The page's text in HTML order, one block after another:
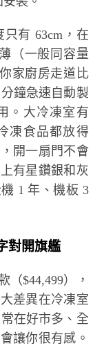
有 63cm，在
（一般同容量
家廚房走道比
鐘急速自動製
。大冷凍室有
凍食品都放得
開一扇門不會
有星鑽銀和灰
1 年、機板 3
對開旗艦
（$44,499），
差異在冷凍室
在好市多、全
讓你很有感。